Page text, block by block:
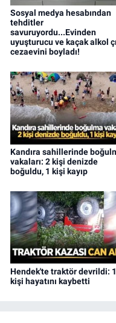
Sosyal medya hesabından
tehditler
savuruyordu...Evinden
uyuşturucu ve kaçak alkol
cezaevini boyladı!
Kandıra sahillerinde
vakaları: 2 kişi denizde
boğuldu, 1 kişi kayıp
Hendek'te traktör devrildi: 1
kişi hayatını kaybetti